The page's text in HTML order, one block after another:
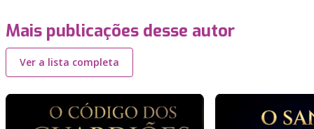
Mais publicações desse autor
Ver a lista completa